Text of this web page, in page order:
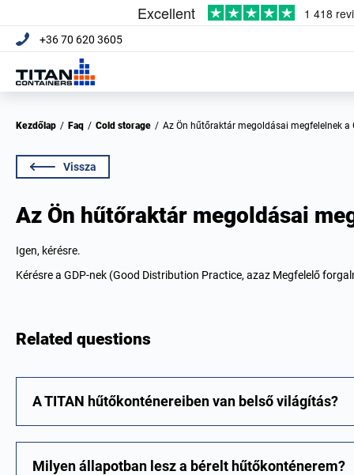
+36 70 620 3605
Kezdőlap / Faq / Cold storage / Az Ön hűtőraktár megoldásai megfelelnek a
Vissza
Az Ön hűtőraktár megoldásai
Igen, kérésre.
Kérésre a GDP-nek (Good Distribution Practice, azaz Megfelelő
Related questions
A TITAN hűtőkonténereiben van belső világítás?
Milyen állapotban lesz a bérelt hűtőkonténerem?